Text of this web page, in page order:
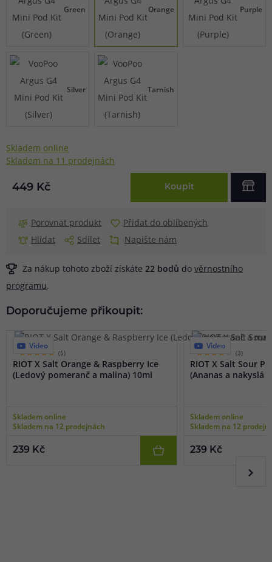
Green Orange Purple
Silver Tarnish
Skladem online
Skladem na 11 prodejnách
449 Kč Koupit
Porovnat produkt
Přidat do oblíbených
Hlídat
Sdílet Napište nám
Za nákup tohoto zboží získáte 22 bodů do věrnostního
programu.
Doporučujeme přikoupit:
Video
(5)
RIOT X Salt Orange & Raspberry Ice
(Ledový pomeranč a malina) 10ml
Skladem online
Skladem na 12 prodejnách
239 Kč
Video
(3)
RIOT X Salt Sour
(Ananas a nakyslá
Skladem online
Skladem na 12
239 Kč